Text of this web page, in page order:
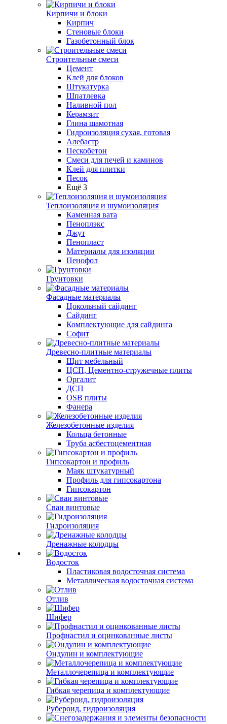
Кирпичи и блоки
Кирпич
Стеновые блоки
Газобетонный блок
Строительные смеси
Цемент
Клей для блоков
Штукатурка
Шпатлевка
Наливной пол
Керамзит
Глина шамотная
Гидроизоляция сухая, готовая
Алебастр
Пескобетон
Смеси для печей и каминов
Клей для плитки
Песок
Ещё 3
Теплоизоляция и шумоизоляция
Каменная вата
Пеноплэкс
Джут
Пенопласт
Материалы для изоляции
Пенофол
Грунтовки
Фасадные материалы
Цокольный сайдинг
Сайдинг
Комплектующие для сайдинга
Софит
Древесно-плитные материалы
Щит мебельный
ЦСП, Цементно-стружечные плиты
Оргалит
ДСП
OSB плиты
Фанера
Железобетонные изделия
Кольца бетонные
Труба асбестоцементная
Гипсокартон и профиль
Маяк штукатурный
Профиль для гипсокартона
Гипсокартон
Сваи винтовые
Гидроизоляция
Дренажные колодцы
Водосток
Пластиковая водосточная система
Металлическая водосточная система
Отлив
Шифер
Профнастил и оцинкованные листы
Ондулин и комплектующие
Металлочерепица и комплектующие
Гибкая черепица и комплектующие
Рубероид, гидроизоляция